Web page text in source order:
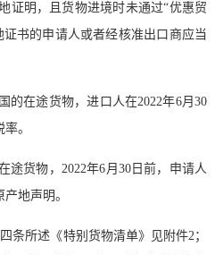
明，且货物进境时未通过“优惠贸
书的申请人或者经核准出口商应当
在途货物，进口人在2022年6月30
。
货物，2022年6月30日前，申请人
地声明。
所述《特别货物清单》见附件2；